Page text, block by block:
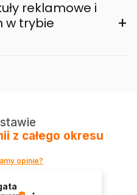
reklamowe i
w trybie
+
z całego okresu
opinie?